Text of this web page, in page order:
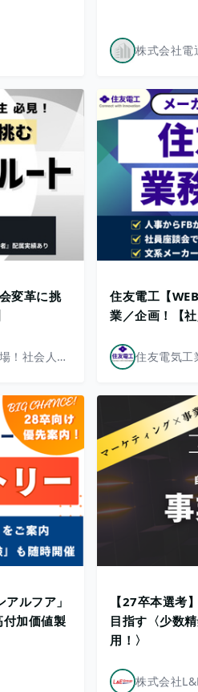
株式会社電
変革に挑
株式会社Schoo【2024.10グロース市場上場！社会人教育/地方創生/高等教育DX/新規事業多数】
住友電工【
業／企画！【
住友電気工
ルフア」
加価値製
【27卒本選考
目指す〈少数
用！〉
株式会社